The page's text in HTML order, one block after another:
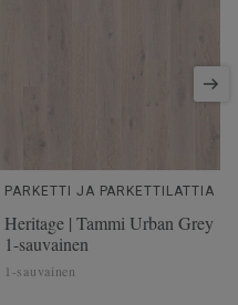
PARKETTI JA PARKETTILATTIA
Heritage | Tammi Urban Grey
1-sauvainen
1-sauvainen